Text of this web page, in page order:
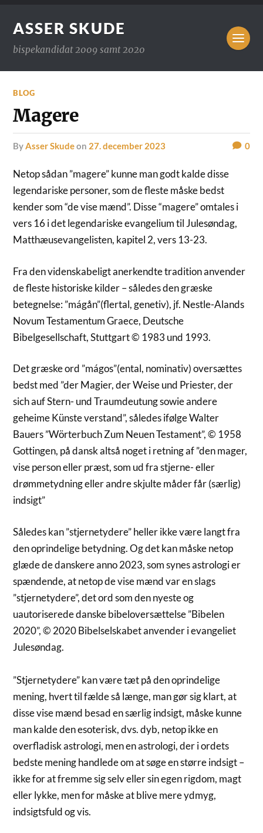
ASSER SKUDE
bispekandidat 2009 samt 2020
BLOG
Magere
byAsser Skudeon 27. december 2023 0
Netop sådan ”magere” kunne man godt kalde disse
legendariske personer, som de fleste måske bedst
kender som “de vise mænd”. Disse “magere” omtales i
vers 16 i det legendariske evangelium til Julesøndag,
Matthæusevangelisten, kapitel 2, vers 13-23.
Fra den videnskabeligt anerkendte tradition anvender
de fleste historiske kilder – således den græske
betegnelse: ”mágån”(flertal, genetiv), jf. Nestle-Alands
Novum Testamentum Graece, Deutsche
Bibelgesellschaft, Stuttgart © 1983 und 1993.
Det græske ord ”mágos”(ental, nominativ) oversættes
bedst med ”der Magier, der Weise und Priester, der
sich auf Stern- und Traumdeutung sowie andere
geheime Künste verstand”, således ifølge Walter
Bauers ”Wörterbuch Zum Neuen Testament”, © 1958
Gottingen, på dansk altså noget i retning af ”den mager,
vise person eller præst, som ud fra stjerne- eller
drømmetydning eller andre skjulte måder får (særlig)
indsigt”
Således kan ”stjernetydere” heller ikke være langt fra
den oprindelige betydning. Og det kan måske netop
glæde de danskere anno 2023, som synes astrologi er
spændende, at netop de vise mænd var en slags
”stjernetydere”, det ord som den nyeste og
uautoriserede danske bibeloversættelse ”Bibelen
2020”, © 2020 Bibelselskabet anvender i evangeliet
Julesøndag.
”Stjernetydere” kan være tæt på den oprindelige
mening, hvert til fælde så længe, man gør sig klart, at
disse vise mænd besad en særlig indsigt, måske kunne
man kalde den esoterisk, dvs. dyb, netop ikke en
overfladisk astrologi, men en astrologi, der i ordets
bedste mening handlede om at søge en større indsigt –
ikke for at fremme sig selv eller sin egen rigdom, magt
eller lykke, men for måske at blive mere ydmyg,
indsigtsfuld og vis.